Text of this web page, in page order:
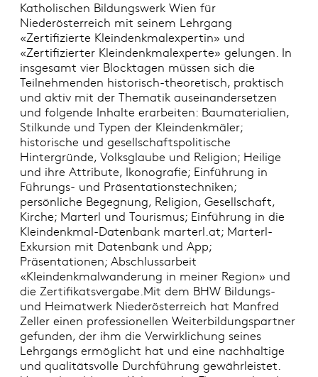
Katholischen Bildungswerk Wien für
Niederösterreich mit seinem Lehrgang
«Zertifizierte Kleindenkmalexpertin» und
«Zertifizierter Kleindenkmalexperte» gelungen. In
insgesamt vier Blocktagen müssen sich die
Teilnehmenden historisch-theoretisch, praktisch
und aktiv mit der Thematik auseinandersetzen
und folgende Inhalte erarbeiten: Baumaterialien,
Stilkunde und Typen der Kleindenkmäler;
historische und gesellschaftspolitische
Hintergründe, Volksglaube und Religion; Heilige
und ihre Attribute, Ikonografie; Einführung in
Führungs- und Präsentationstechniken;
persönliche Begegnung, Religion, Gesellschaft,
Kirche; Marterl und Tourismus; Einführung in die
Kleindenkmal-Datenbank marterl.at; Marterl-
Exkursion mit Datenbank und App;
Präsentationen; Abschlussarbeit
«Kleindenkmalwanderung in meiner Region» und
die Zertifikatsvergabe.Mit dem BHW Bildungs-
und Heimatwerk Niederösterreich hat Manfred
Zeller einen professionellen Weiterbildungspartner
gefunden, der ihm die Verwirklichung seines
Lehrgangs ermöglicht hat und eine nachhaltige
und qualitätsvolle Durchführung gewährleistet.